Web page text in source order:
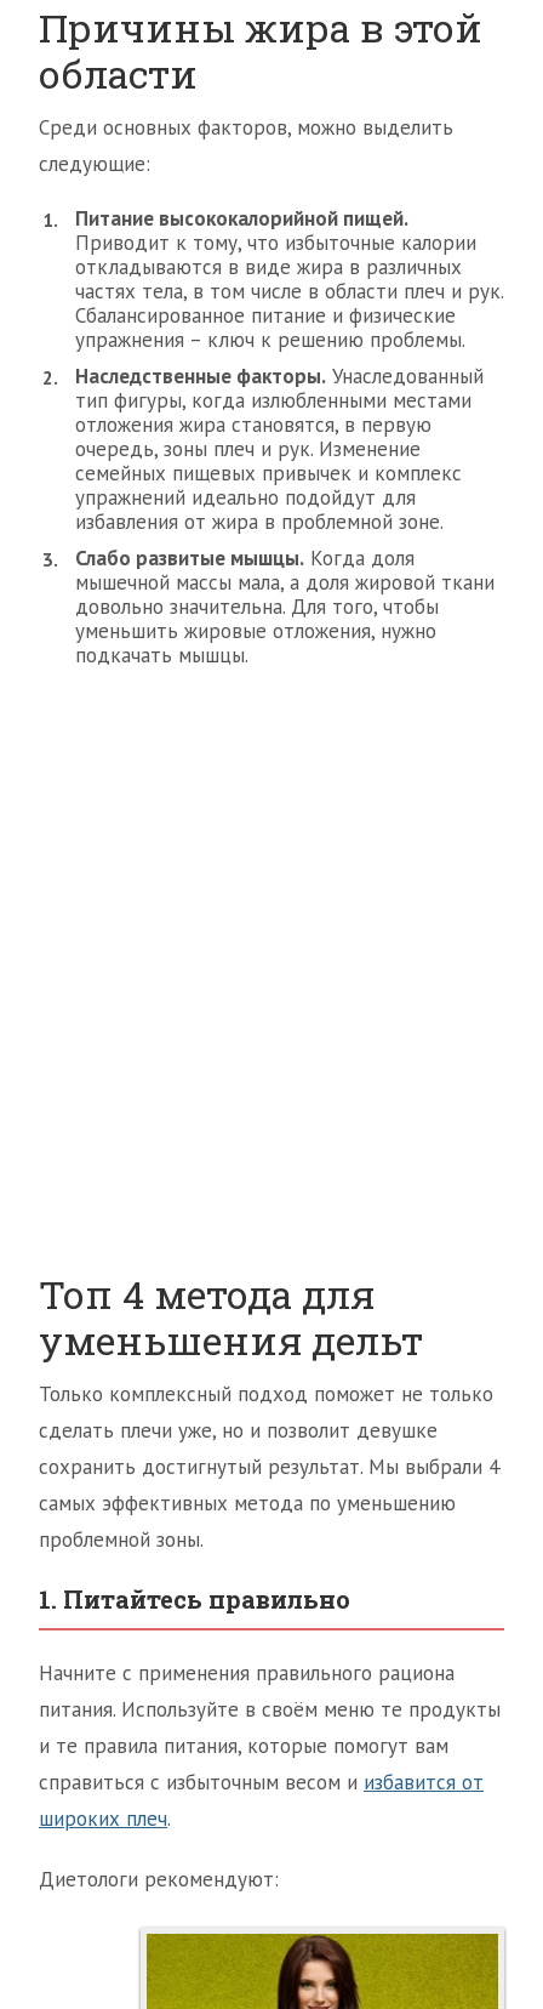
Причины жира в этой
области
Среди основных факторов, можно выделить
следующие:
Питание высококалорийной пищей.
Приводит к тому, что избыточные калории
откладываются в виде жира в различных
частях тела, в том числе в области плеч и рук.
Сбалансированное питание и физические
упражнения – ключ к решению проблемы.
Наследственные факторы. Унаследованный
тип фигуры, когда излюбленными местами
отложения жира становятся, в первую
очередь, зоны плеч и рук. Изменение
семейных пищевых привычек и комплекс
упражнений идеально подойдут для
избавления от жира в проблемной зоне.
Слабо развитые мышцы. Когда доля
мышечной массы мала, а доля жировой ткани
довольно значительна. Для того, чтобы
уменьшить жировые отложения, нужно
подкачать мышцы.
Топ 4 метода для
уменьшения дельт
Только комплексный подход поможет не только
сделать плечи уже, но и позволит девушке
сохранить достигнутый результат. Мы выбрали 4
самых эффективных метода по уменьшению
проблемной зоны.
1. Питайтесь правильно
Начните с применения правильного рациона
питания. Используйте в своём меню те продукты
и те правила питания, которые помогут вам
справиться с избыточным весом и избавится от
широких плеч.
Диетологи рекомендуют: